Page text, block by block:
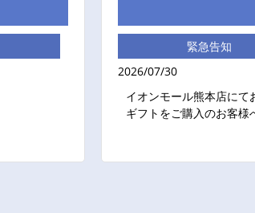
緊急告知
2026/07/30
イオンモール熊本店にて
ギフトをご購入のお客様